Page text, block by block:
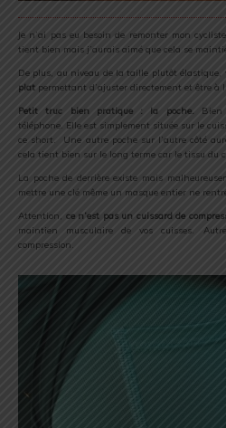
Je n’ai pas eu besoin de remonter mon
tient bien mais j’aurais aimé que cela se
De plus, au niveau de la taille plutôt élastique,
plat permettant d’ajuster directement et être à
Petit truc bien pratique : la poche.Bien
téléphone. Elle est simplement située sur le
ce short. Une autre poche sur l’autre côté
cela tient bien sur le long terme car le tissu du
La poche de derrière existe mais
mettre une clé même un masque entier ne
Attention, ce n’est pas un cuissard de
maintien musculaire de vos cuisses.
compression.